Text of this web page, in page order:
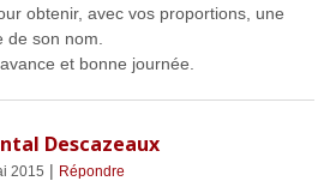
obtenir, avec vos proportions, une
de son nom.
et bonne journée.
Descazeaux
2015 | Répondre